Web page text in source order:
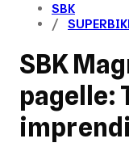
SBK
SBK
pagelle: